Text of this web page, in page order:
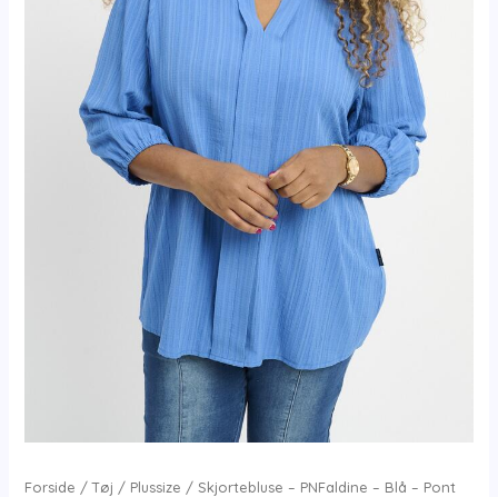
Forside /Tøj / Plussize / Skjortebluse – PNFaldine – Blå – Pont